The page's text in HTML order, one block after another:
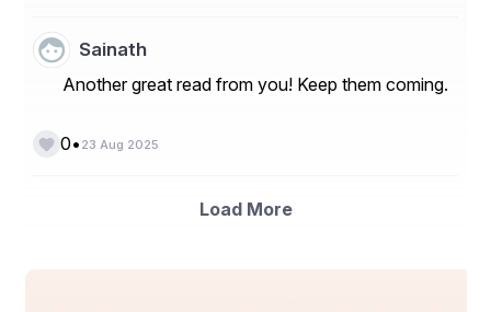
Sainath
Another great read from you! Keep them coming.
0• 23 Aug 2025
Load More